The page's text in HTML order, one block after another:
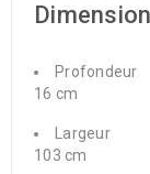
Profondeur
16 cm
Largeur
103 cm